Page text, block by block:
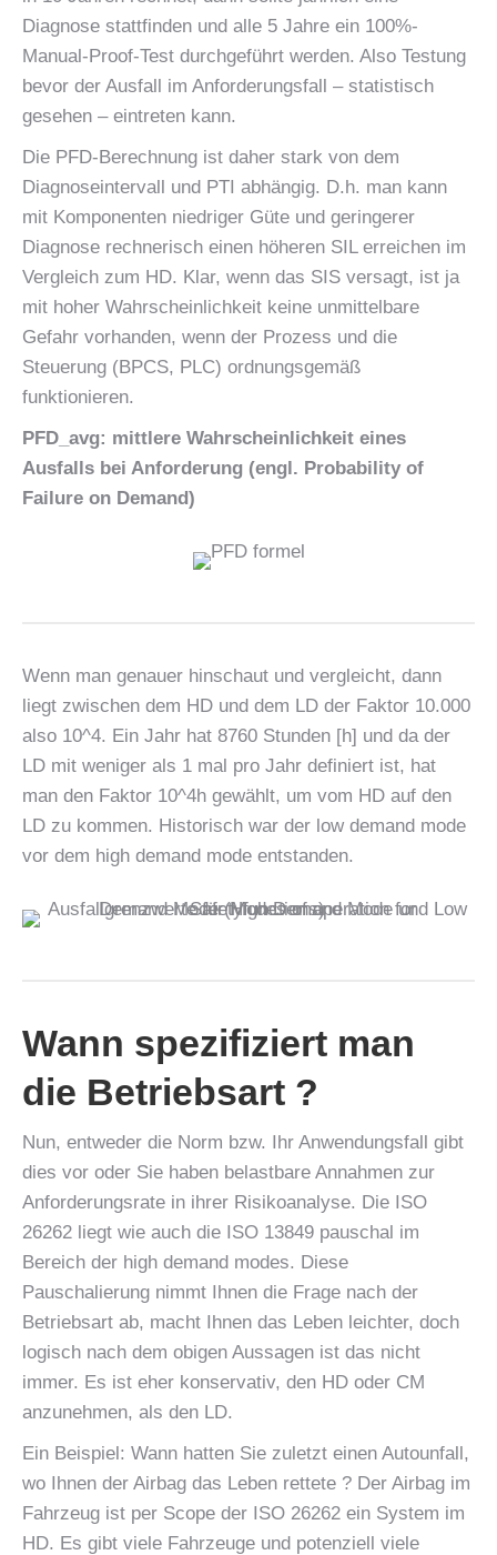
Diagnose stattfinden und alle 5 Jahre ein 100%-
Manual-Proof-Test durchgeführt werden. Also Testung
bevor der Ausfall im Anforderungsfall – statistisch
gesehen – eintreten kann.
Die PFD-Berechnung ist daher stark von dem
Diagnoseintervall und PTI abhängig. D.h. man kann
mit Komponenten niedriger Güte und geringerer
Diagnose rechnerisch einen höheren SIL erreichen im
Vergleich zum HD. Klar, wenn das SIS versagt, ist ja
mit hoher Wahrscheinlichkeit keine unmittelbare
Gefahr vorhanden, wenn der Prozess und die
Steuerung (BPCS, PLC) ordnungsgemäß
funktionieren.
PFD_avg: mittlere Wahrscheinlichkeit eines
Ausfalls bei Anforderung (engl. Probability of
Failure on Demand)
Wenn man genauer hinschaut und vergleicht, dann
liegt zwischen dem HD und dem LD der Faktor 10.000
also 10^4. Ein Jahr hat 8760 Stunden [h] und da der
LD mit weniger als 1 mal pro Jahr definiert ist, hat
man den Faktor 10^4h gewählt, um vom HD auf den
LD zu kommen. Historisch war der low demand mode
vor dem high demand mode entstanden.
Wann spezifiziert man
die Betriebsart ?
Nun, entweder die Norm bzw. Ihr Anwendungsfall gibt
dies vor oder Sie haben belastbare Annahmen zur
Anforderungsrate in ihrer Risikoanalyse. Die ISO
26262 liegt wie auch die ISO 13849 pauschal im
Bereich der high demand modes. Diese
Pauschalierung nimmt Ihnen die Frage nach der
Betriebsart ab, macht Ihnen das Leben leichter, doch
logisch nach dem obigen Aussagen ist das nicht
immer. Es ist eher konservativ, den HD oder CM
anzunehmen, als den LD.
Ein Beispiel: Wann hatten Sie zuletzt einen Autounfall,
wo Ihnen der Airbag das Leben rettete ? Der Airbag im
Fahrzeug ist per Scope der ISO 26262 ein System im
HD. Es gibt viele Fahrzeuge und potenziell viele